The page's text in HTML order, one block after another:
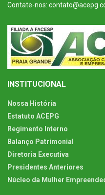
Contate-nos:
INSTITUCIONAL
Nossa História
Estatuto ACEPG
Regimento Interno
Balanço Patrimonial
Diretoria Executiva
Presidentes Anteriores
Núcleo da Mulher